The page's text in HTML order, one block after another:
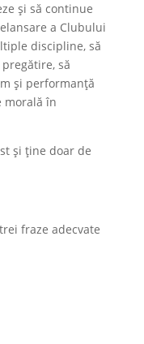
și să continue
a Clubului
discipline, să
să
și performanță
morală în
și ține doar de
fraze adecvate